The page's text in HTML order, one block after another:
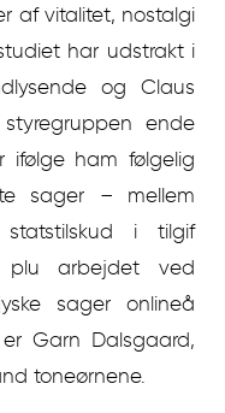
af vitalitet, nostalgi
har udstrakt i
og Claus
ende
ifølge ham følgelig
sager – mellem
i tilgif
plu arbejdet ved
sager onlineå
Garn Dalsgaard,
toneørnene.